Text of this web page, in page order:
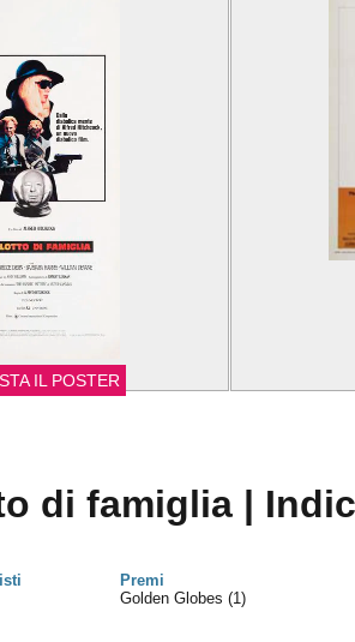
IL POSTER
di famiglia |
Premi
Golden Globes (1)